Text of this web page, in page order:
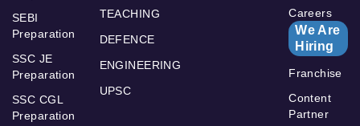
SEBI
Preparation
SSC JE
Preparation
SSC CGL
Preparation
TEACHING
DEFENCE
ENGINEERING
UPSC
Careers
We Are
Hiring
Franchise
Content
Partner